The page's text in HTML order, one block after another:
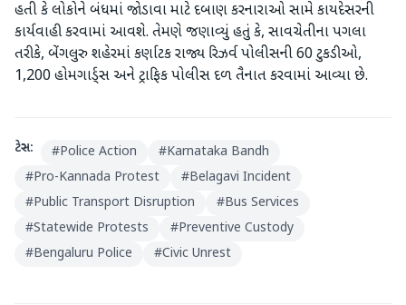
હતી કે લોકોને બંધમાં જોડાવા માટે દબાણ કરનારાઓ સામે કાયદેસરની
કાર્યવાહી કરવામાં આવશે. તેમણે જણાવ્યું હતું કે, સાવચેતીના પગલા
તરીકે, બેંગલુરુ શહેરમાં કર્ણાટક રાજ્ય રિઝર્વ પોલીસની 60 ટુકડીઓ,
1,200 હોમગાર્ડ્સ અને ટ્રાફિક પોલીસ દળ તૈનાત કરવામાં આવ્યા છે.
ટેગ્સ: #Police Action #Karnataka Bandh
#Pro-Kannada Protest #Belagavi Incident
#Public Transport Disruption #Bus Services
#Statewide Protests #Preventive Custody
#Bengaluru Police #Civic Unrest